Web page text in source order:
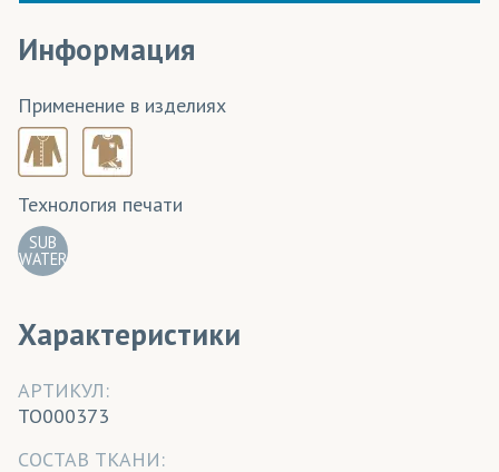
Информация
Применение в изделиях
Технология печати
SUB
WATER
Характеристики
АРТИКУЛ:
TO000373
CОСТАВ ТКАНИ: